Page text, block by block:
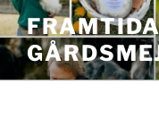
Hoppa
till
innehåll